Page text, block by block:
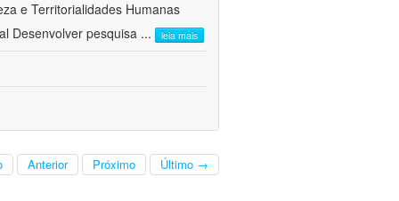
e Territorialidades Humanas 
Desenvolver pesquisa ... leia mais
Anterior Próximo Último →